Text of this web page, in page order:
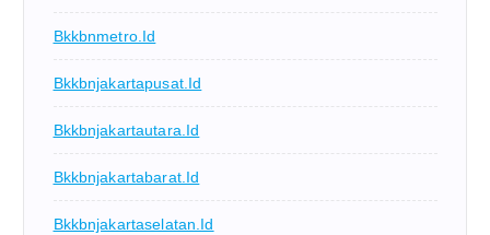
Bkkbnmetro.id
Bkkbnjakartapusat.id
Bkkbnjakartautara.id
Bkkbnjakartabarat.id
Bkkbnjakartaselatan.id